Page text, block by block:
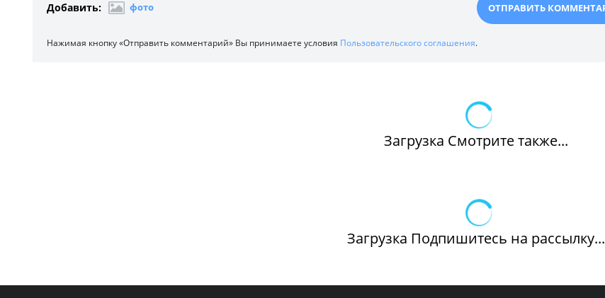
Добавить: фото
Нажимая кнопку «Отправить комментарий» Вы принимаете условия Пользовательского соглашения.
Загрузка Смотрите также...
Загрузка Подпишитесь на рассылку...